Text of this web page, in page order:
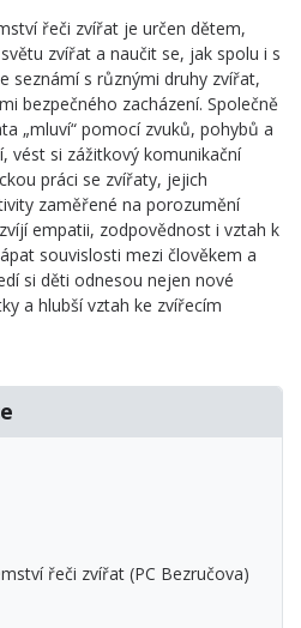
řeči zvířat je určen dětem,
zvířat a naučit se, jak spolu i s
seznámí s různými druhy zvířat,
bezpečného zacházení. Společně
„mluví“ pomocí zvuků, pohybů a
vést si zážitkový komunikační
práci se zvířaty, jejich
zaměřené na porozumění
empatii, zodpovědnost i vztah k
souvislosti mezi člověkem a
si děti odnesou nejen nové
a hlubší vztah ke zvířecím
řeči zvířat (PC Bezručova)